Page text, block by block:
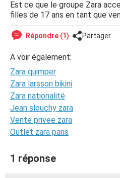
Est ce que le groupe Zara
filles de 17 ans en tant que
Répondre (1) Partager
A voir également:
Zara quimper
Zara larsson bikini
Zara nationalité
Jean slouchy zara
Vente privee zara
Outlet zara paris
1 réponse